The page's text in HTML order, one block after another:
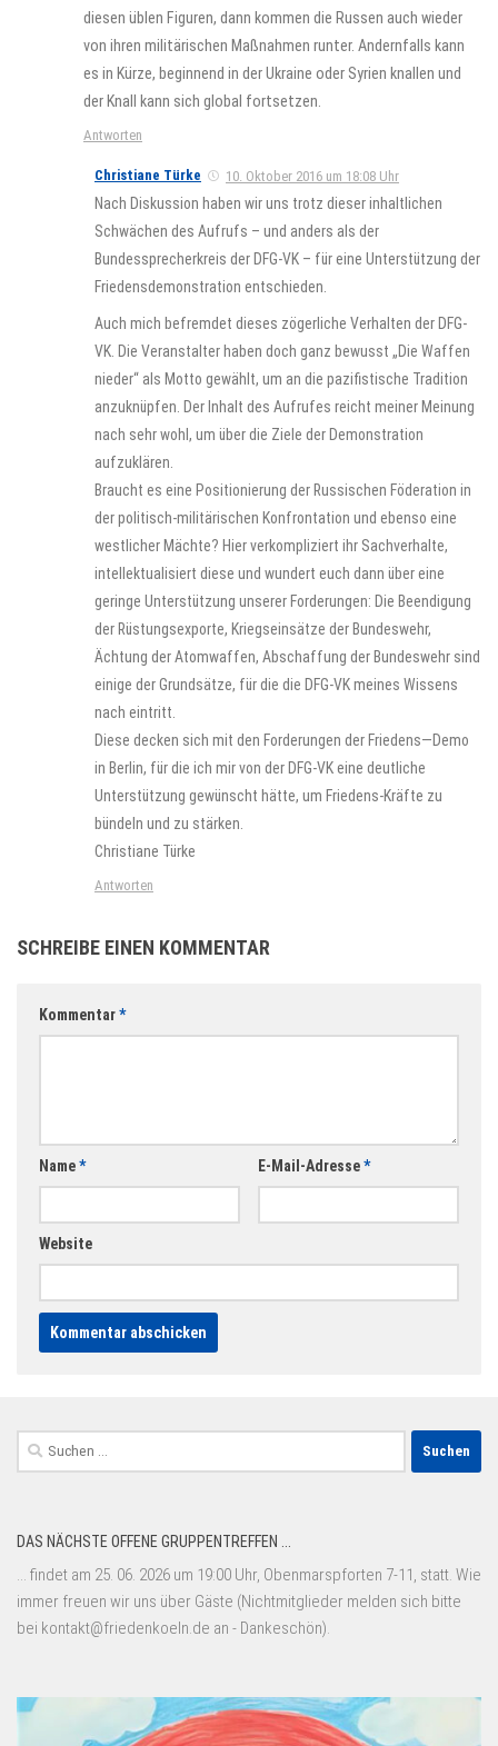
diesen üblen Figuren, dann kommen die Russen auch wieder
von ihren militärischen Maßnahmen runter. Andernfalls kann
es in Kürze, beginnend in der Ukraine oder Syrien knallen und
der Knall kann sich global fortsetzen.
Antworten
Christiane Türke 10. Oktober 2016 um 18:08 Uhr
Nach Diskussion haben wir uns trotz dieser inhaltlichen
Schwächen des Aufrufs – und anders als der
Bundessprecherkreis der DFG-VK – für eine Unterstützung der
Friedensdemonstration entschieden.
Auch mich befremdet dieses zögerliche Verhalten der DFG-
VK. Die Veranstalter haben doch ganz bewusst „Die Waffen
nieder“ als Motto gewählt, um an die pazifistische Tradition
anzuknüpfen. Der Inhalt des Aufrufes reicht meiner Meinung
nach sehr wohl, um über die Ziele der Demonstration
aufzuklären.
Braucht es eine Positionierung der Russischen Föderation in
der politisch-militärischen Konfrontation und ebenso eine
westlicher Mächte? Hier verkompliziert ihr Sachverhalte,
intellektualisiert diese und wundert euch dann über eine
geringe Unterstützung unserer Forderungen: Die Beendigung
der Rüstungsexporte, Kriegseinsätze der Bundeswehr,
Ächtung der Atomwaffen, Abschaffung der Bundeswehr sind
einige der Grundsätze, für die die DFG-VK meines Wissens
nach eintritt.
Diese decken sich mit den Forderungen der Friedens—Demo
in Berlin, für die ich mir von der DFG-VK eine deutliche
Unterstützung gewünscht hätte, um Friedens-Kräfte zu
bündeln und zu stärken.
Christiane Türke
Antworten
SCHREIBE EINEN KOMMENTAR
Kommentar*
Name* E-Mail-Adresse*
Website
Suchen
nach:
DAS NÄCHSTE OFFENE GRUPPENTREFFEN ...
... findet am 25. 06. 2026 um 19:00 Uhr, Obenmarspforten 7-11, statt. Wie
immer freuen wir uns über Gäste (Nichtmitglieder melden sich bitte
bei kontakt@friedenkoeln.de an - Dankeschön).